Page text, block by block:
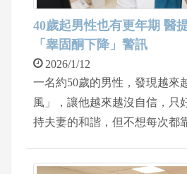
40歲起男性也有更年期 醫
「睾固酮下降」警訊
2026/1/12
一名約50歲的男性，發現越來
風」，讓他越來越沒自信，只
持夫妻的和諧，但不想每次都
聖偉醫師先抽血檢查，發現男